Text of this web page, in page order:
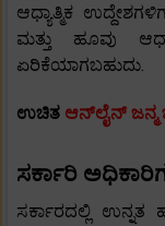
ಆಧ್ಯಾತ್ಮಿಕ
ಮತ್ತು ಹೂವು
ಏರಿಕೆಯಾಗಬಹುದು.
ಉಚಿತ ಆನ್‌ಲೈನ್ ಜನ್ಮ
ಸರ್ಕಾರಿ
ಸರ್ಕಾರದಲ್ಲಿ ಉನ್ನತ